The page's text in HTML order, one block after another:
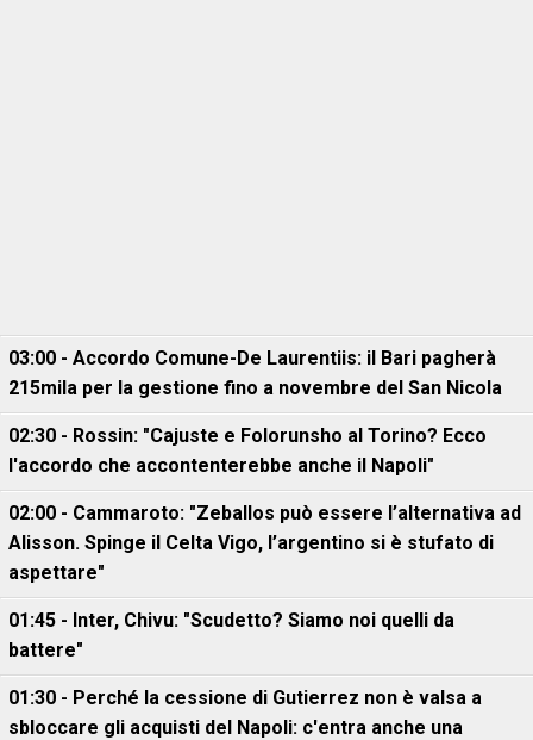
03:00 - Accordo Comune-De Laurentiis: il Bari pagherà
215mila per la gestione fino a novembre del San Nicola
02:30 - Rossin: "Cajuste e Folorunsho al Torino? Ecco
l'accordo che accontenterebbe anche il Napoli"
02:00 - Cammaroto: "Zeballos può essere l’alternativa ad
Alisson. Spinge il Celta Vigo, l’argentino si è stufato di
aspettare"
01:45 - Inter, Chivu: "Scudetto? Siamo noi quelli da
battere"
01:30 - Perché la cessione di Gutierrez non è valsa a
sbloccare gli acquisti del Napoli: c'entra anche una